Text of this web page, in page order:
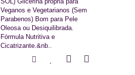
Veganos e Vegetarianos (Sem
Parabenos) Bom para Pele
Oleosa ou Desiquilibrada.
Fórmula Nutritiva e
Cicatrizante.&nb..